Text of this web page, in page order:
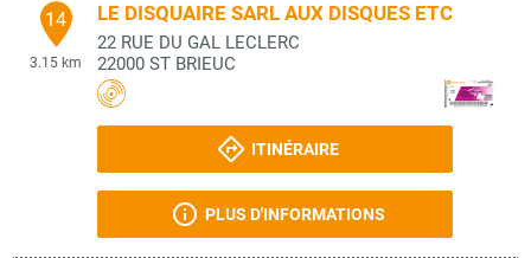
14
3.15 km
LE DISQUAIRE SARL AUX DISQUES ETC
22 RUE DU GAL LECLERC
22000 ST BRIEUC
ITINÉRAIRE
PLUS D'INFORMATIONS